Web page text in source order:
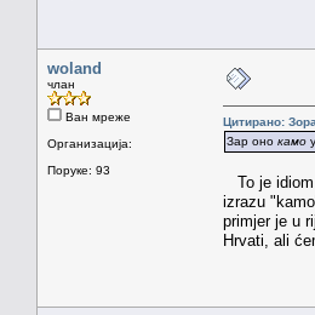
woland
члан
Ван мреже
Организација:
Поруке: 93
Цитирано:
Зар оно камо
To je
izrazu
primjer je u
Hrvati, ali